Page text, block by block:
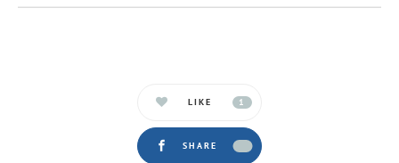
LIKE 1
SHARE